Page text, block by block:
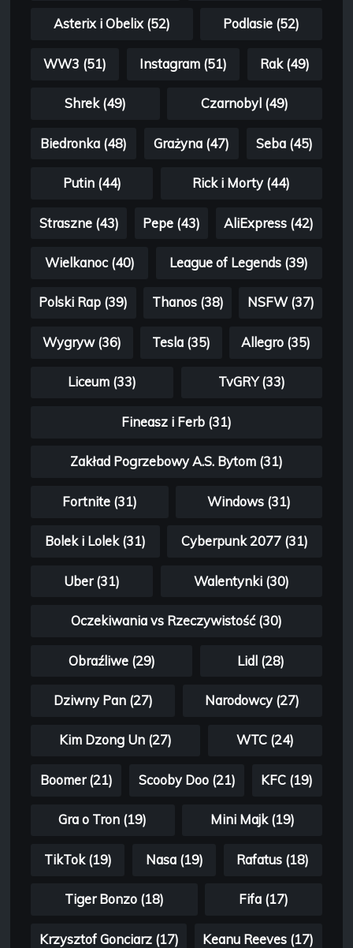
Asterix i Obelix (52) Podlasie (52)
WW3 (51) Instagram (51) Rak (49)
Shrek (49) Czarnobyl (49)
Biedronka (48) Grażyna (47) Seba (45)
Putin (44) Rick i Morty (44)
Straszne (43) Pepe (43) AliExpress (42)
Wielkanoc (40) League of Legends (39)
Polski Rap (39) Thanos (38) NSFW (37)
Wygryw (36) Tesla (35) Allegro (35)
Liceum (33) TvGRY (33)
Fineasz i Ferb (31)
Zakład Pogrzebowy A.S. Bytom (31)
Fortnite (31) Windows (31)
Bolek i Lolek (31) Cyberpunk 2077 (31)
Uber (31) Walentynki (30)
Oczekiwania vs Rzeczywistość (30)
Obraźliwe (29) Lidl (28)
Dziwny Pan (27) Narodowcy (27)
Kim Dzong Un (27) WTC (24)
Boomer (21) Scooby Doo (21) KFC (19)
Gra o Tron (19) Mini Majk (19)
TikTok (19) Nasa (19) Rafatus (18)
Tiger Bonzo (18) Fifa (17)
Krzysztof Gonciarz (17) Keanu Reeves (17)